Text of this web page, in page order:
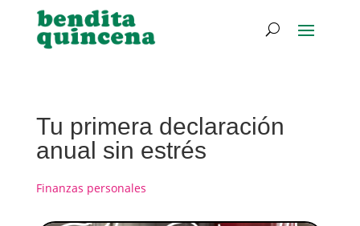
Tu primera declaración
anual sin estrés
Finanzas personales